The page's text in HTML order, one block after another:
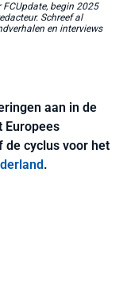
begin 2025
Schreef al
en interviews
aan in de
Europees
de cyclus voor het
.